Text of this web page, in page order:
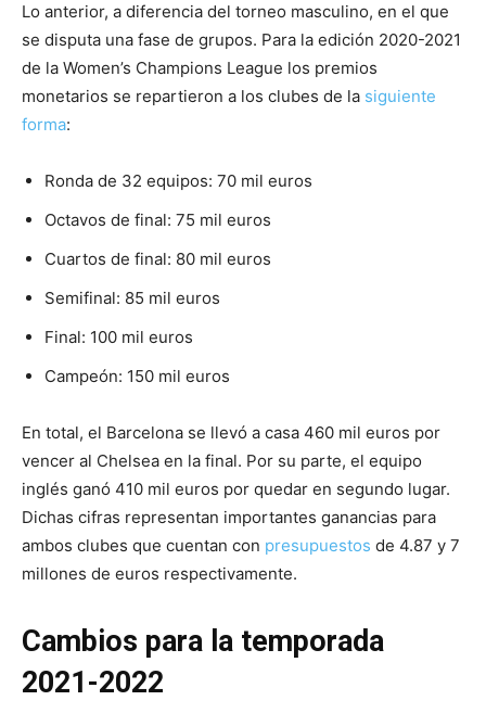
Lo anterior, a diferencia del torneo masculino, en el que
se disputa una fase de grupos. Para la edición 2020-2021
de la Women’s Champions League los premios
monetarios se repartieron a los clubes de la siguiente
forma:
Ronda de 32 equipos: 70 mil euros
Octavos de final: 75 mil euros
Cuartos de final: 80 mil euros
Semifinal: 85 mil euros
Final: 100 mil euros
Campeón: 150 mil euros
En total, el Barcelona se llevó a casa 460 mil euros por
vencer al Chelsea en la final. Por su parte, el equipo
inglés ganó 410 mil euros por quedar en segundo lugar.
Dichas cifras representan importantes ganancias para
ambos clubes que cuentan con presupuestos de 4.87 y 7
millones de euros respectivamente.
Cambios para la temporada
2021-2022